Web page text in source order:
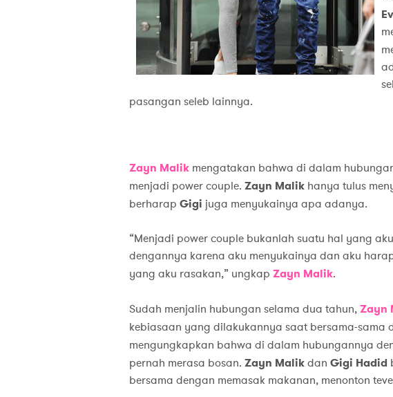
pasangan seleb lainnya.
Zayn Malik mengatakan bahwa di dalam
menjadi power couple. Zayn Malikhanya tulus
berharap Gigi juga menyukainya apa adanya.
“Menjadi power couple bukanlah suatu hal yang
dengannya karena aku menyukainya dan aku
yang aku rasakan,” ungkap Zayn Malik.
Sudah menjalin hubungan selama dua tahun,Zayn
kebiasaan yang dilakukannya saat bersama-sama
mengungkapkan bahwa di dalam hubungannya
pernah merasa bosan. Zayn Malikdan Gigi Hadid
bersama dengan memasak makanan, menonton